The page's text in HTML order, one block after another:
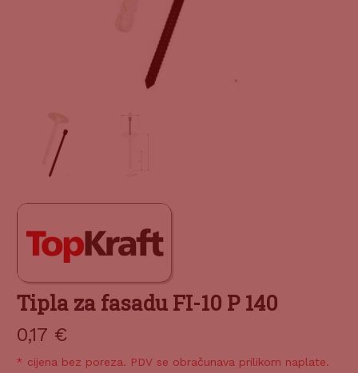
Tipla za fasadu FI-10 P 140
0,17 €
* cijena bez poreza. PDV se obračunava prilikom naplate.